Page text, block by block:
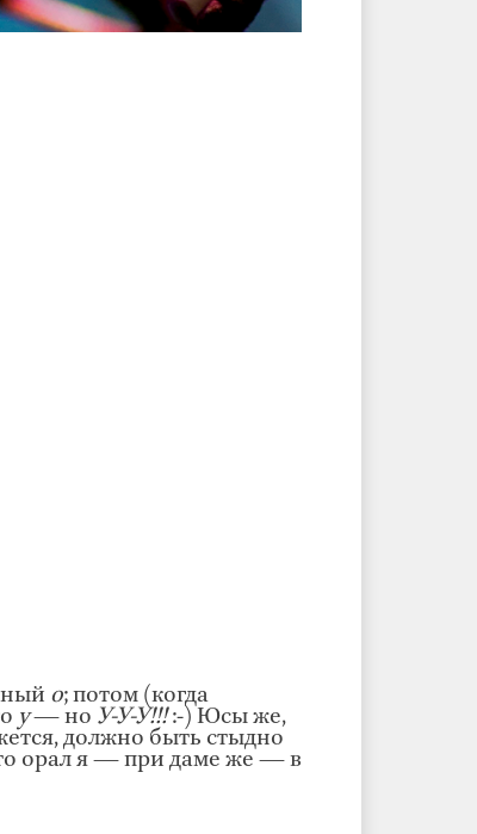
о; потом (когда
у— но У-У-У!!!:-) Юсы же,
должно быть стыдно
орал я — при даме же — в